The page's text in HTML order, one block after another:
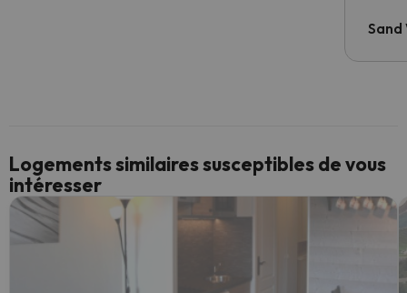
Sand
Logements similaires susceptibles de vous
intéresser